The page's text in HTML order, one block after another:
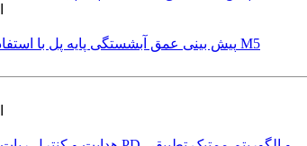
پیش بینی عمق آبشستگی پایه پل با استفاده از مدل درختی قواعد M5